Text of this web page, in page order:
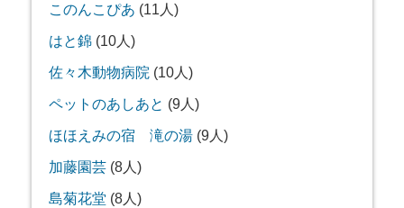
このんこぴあ (11人)
はと錦 (10人)
佐々木動物病院 (10人)
ペットのあしあと (9人)
ほほえみの宿 滝の湯 (9人)
加藤園芸 (8人)
島菊花堂 (8人)